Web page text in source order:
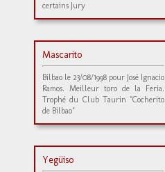
certains Jury
Mascarito
Bilbao le 23/08/1998 pour José Ignacio
Ramos. Meilleur toro de la Feria.
Trophé du Club Taurin "Cocherito
de Bilbao"
Yegüiso